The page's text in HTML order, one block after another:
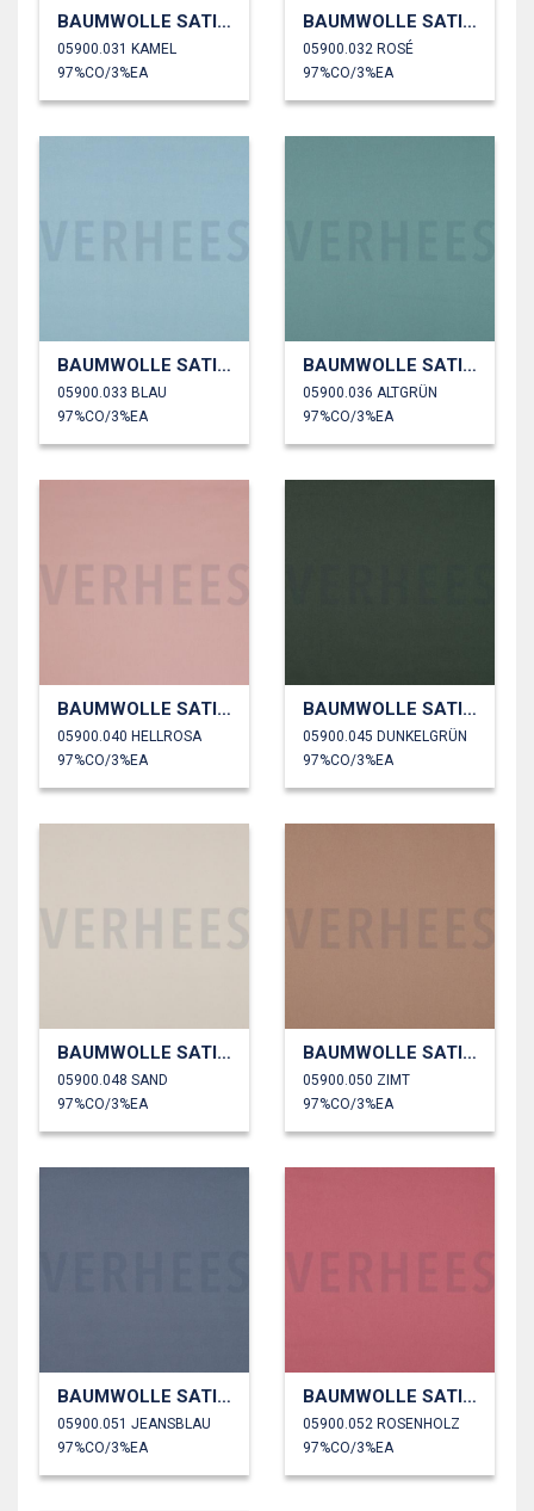
BAUMWOLLE SATIN STRETCH
05900.031 KAMEL
97%CO/3%EA
BAUMWOLLE SATIN STRETCH
05900.032 ROSÉ
97%CO/3%EA
BAUMWOLLE SATIN STRETCH
05900.033 BLAU
97%CO/3%EA
BAUMWOLLE SATIN STRETCH
05900.036 ALTGRÜN
97%CO/3%EA
BAUMWOLLE SATIN STRETCH
05900.040 HELLROSA
97%CO/3%EA
BAUMWOLLE SATIN STRETCH
05900.045 DUNKELGRÜN
97%CO/3%EA
BAUMWOLLE SATIN STRETCH
05900.048 SAND
97%CO/3%EA
BAUMWOLLE SATIN STRETCH
05900.050 ZIMT
97%CO/3%EA
BAUMWOLLE SATIN STRETCH
05900.051 JEANSBLAU
97%CO/3%EA
BAUMWOLLE SATIN STRETCH
05900.052 ROSENHOLZ
97%CO/3%EA